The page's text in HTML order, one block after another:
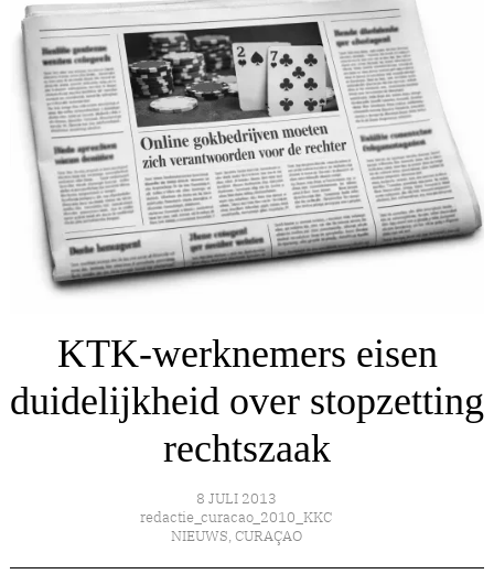
KTK-werknemers eisen
duidelijkheid over stopzetting
rechtszaak
8 JULI 2013
redactie_curacao_2010_KKC
NIEUWS, CURAÇAO